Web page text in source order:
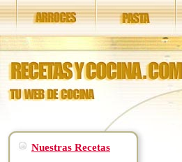
Nuestras Recetas